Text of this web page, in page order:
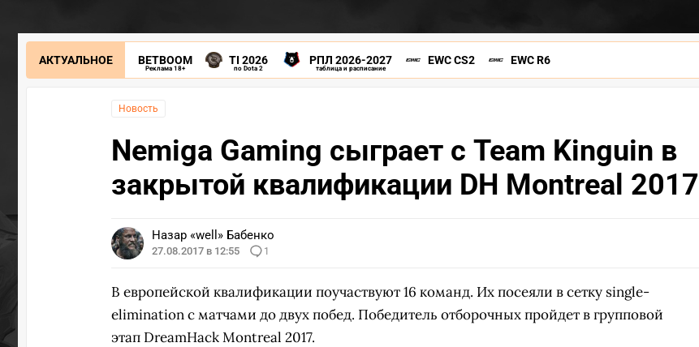
АКТУАЛЬНОЕ BETBOOM
Реклама 18+
TI 2026
по Dota 2
РПЛ 2026-2027
таблица и расписание
EWC CS2 EWC R6
Новость
Nemiga Gaming сыграет с Team Kinguin в
закрытой квалификации DH Montreal 2017
Назар «well» Бабенко
27.08.2017 в 12:55 1
В европейской квалификации поучаствуют 16 команд. Их посеяли в сетку single-
elimination с матчами до двух побед. Победитель отборочных пройдет в групповой
этап DreamHack Montreal 2017.